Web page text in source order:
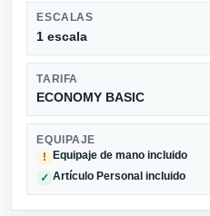
ESCALAS
1 escala
TARIFA
ECONOMY BASIC
EQUIPAJE
!
Equipaje de mano incluido
✓ Artículo Personal incluido